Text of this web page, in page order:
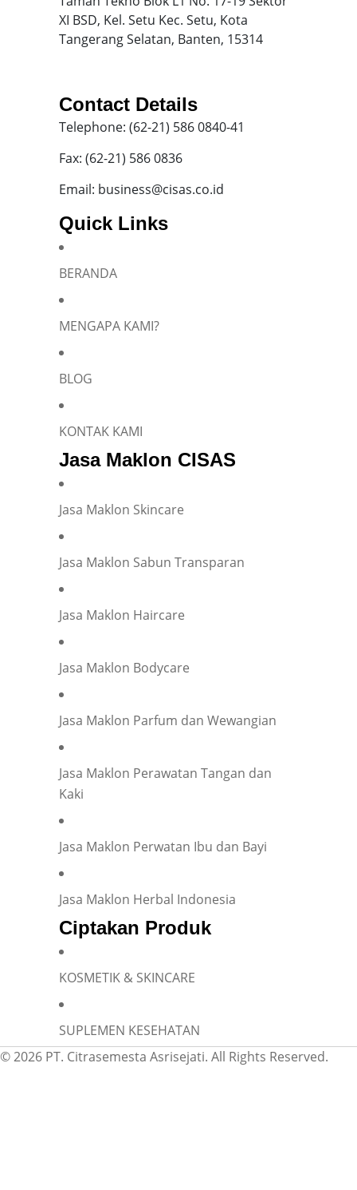
XI BSD, Kel. Setu Kec. Setu, Kota
Tangerang Selatan, Banten, 15314
Contact Details
Telephone: (62-21) 586 0840-41
Fax: (62-21) 586 0836
Email: business@cisas.co.id
Quick Links
BERANDA
MENGAPA KAMI?
BLOG
KONTAK KAMI
Jasa Maklon CISAS
Jasa Maklon Skincare
Jasa Maklon Sabun Transparan
Jasa Maklon Haircare
Jasa Maklon Bodycare
Jasa Maklon Parfum dan Wewangian
Jasa Maklon Perawatan Tangan dan
Kaki
Jasa Maklon Perwatan Ibu dan Bayi
Jasa Maklon Herbal Indonesia
Ciptakan Produk
KOSMETIK & SKINCARE
SUPLEMEN KESEHATAN
© 2026 PT. Citrasemesta Asrisejati. All Rights Reserved.